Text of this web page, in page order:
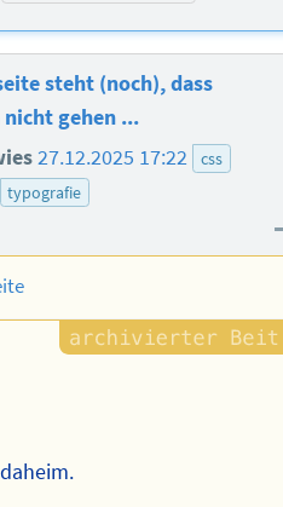
steht (noch), dass
gehen ...
27.12.2025 17:22
css
typografie